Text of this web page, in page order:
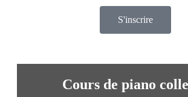
S'inscrire
Cours de piano